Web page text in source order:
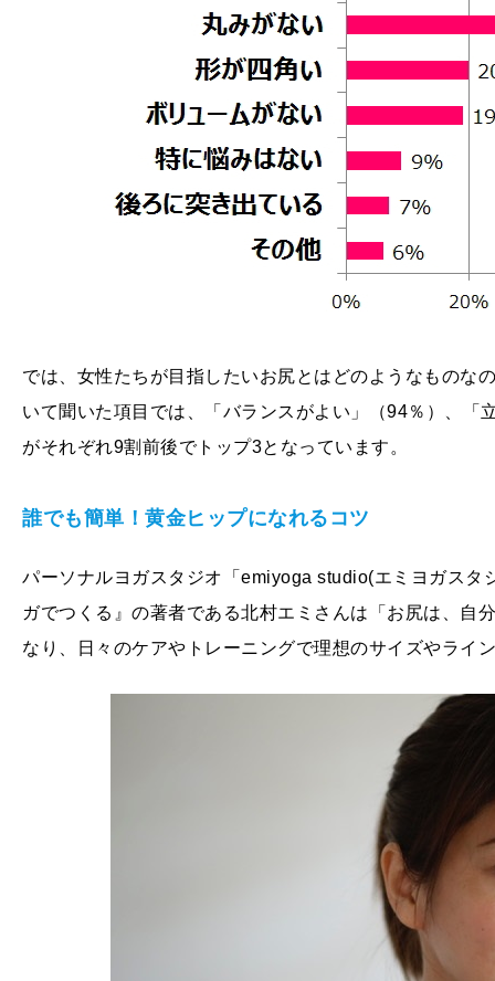
では、女性たちが目指したいお尻とはどのようなものな
いて聞いた項目では、「バランスがよい」（94％）、「
がそれぞれ9割前後でトップ3となっています。
誰でも簡単！黄金ヒップになれるコツ
パーソナルヨガスタジオ「emiyoga studio(エミヨガスタ
ガでつくる』の著者である北村エミさんは「お尻は、自
なり、日々のケアやトレーニングで理想のサイズやライ